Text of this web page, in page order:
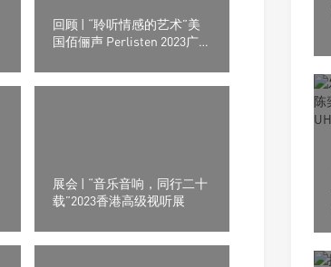
回顾 | “聆听情感的艺术”美
国佰俪声 Perlisten 2023广
展会 | “音乐音响，同行二十
载”2023香港高级视听展